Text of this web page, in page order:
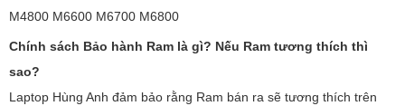
M4800 M6600 M6700 M6800
Chính sách Bảo hành Ram là gì? Nếu Ram tương thích thì
sao?
Laptop Hùng Anh đảm bảo rằng Ram bán ra sẽ tương thích trên